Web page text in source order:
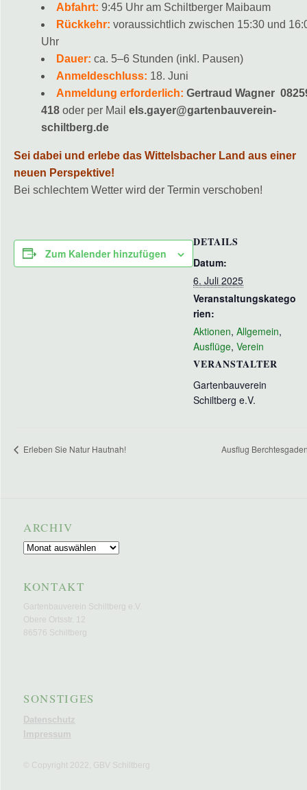
Abfahrt: 9:45 Uhr am Schiltberger Maibaum
Rückkehr: voraussichtlich zwischen 15:30 und
Uhr
Dauer: ca. 5–6 Stunden (inkl. Pausen)
Anmeldeschluss: 18. Juni
Anmeldung erforderlich: Gertraud Wagner
418 oder per Mail els.gayer@gartenbauverein-
schiltberg.de
Sei dabei und erlebe das Wittelsbacher Land aus einer
neuen Perspektive!
Bei schlechtem Wetter wird der Termin verschoben!
Zum Kalender hinzufügen
DETAILS
Datum:
6. Juli 2025
Veranstaltungskatego
rien:
Aktionen, Allgemein,
Ausflüge, Verein
VERANSTALTER
Gartenbauverein
Schiltberg e.V.
Erleben Sie Natur Hautnah! Ausflug
ARCHIV
Archiv
KONTAKT
Gartenbauverein Schiltberg e.V.
Obere Ortsstr. 12
86576 Schiltberg
SONSTIGES
Datenschutz
Impressum
© Copyright 2022, GBV Schiltberg